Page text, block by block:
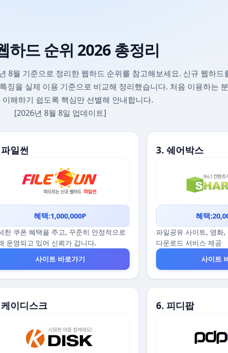
하드 순위 2026 총정리
8월 기준으로 정리한 웹하드 순위를 참고해보세요. 신규 웹하드
징을 실제 이용 기준으로 비교해 정리했습니다. 처음 이용하는
이해하기 쉽도록 핵심만 선별해 안내합니다.
[2026년 8월 8일 업데이트]
일썬
혜택:1,000,000P
한 쿠폰 혜택을 주고, 꾸준히 안정적으로
운영되고 있어 신뢰가 갑니다.
사이트 바로가기
3. 쉐어박스
혜택
파일공유 사이트, 영화
다운로드 서비스 제공
사이트
이디스크 6. 피디팝